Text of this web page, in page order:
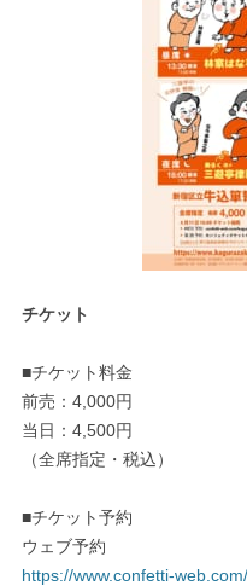
チケット
■チケット料金
前売：4,000円
当日：4,500円
（全席指定・税込）
■チケット予約
ウェブ予約
https://www.confetti-